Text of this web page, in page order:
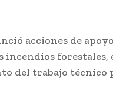
acciones de
incendios forestales,
del trabajo técnico